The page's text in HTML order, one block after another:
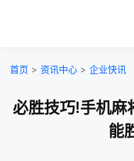
首页 > 资讯中心 > 企业快讯
必胜技巧!手机麻
能